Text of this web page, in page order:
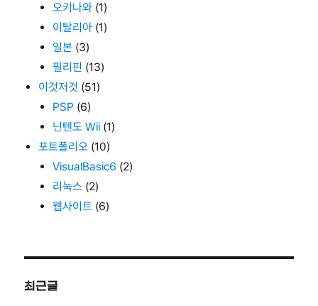
오키나와 (1)
이탈리아 (1)
일본 (3)
필리핀 (13)
이것저것 (51)
PSP (6)
닌텐도 Wii (1)
포트폴리오 (10)
VisualBasic6 (2)
리눅스 (2)
웹사이트 (6)
최근글